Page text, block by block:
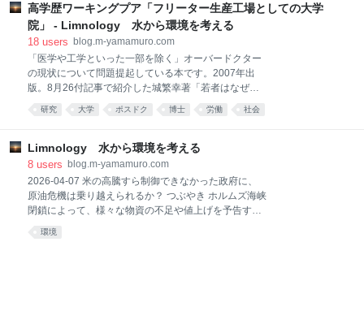
アル）を各都道府県、政令市、特別区の衛生主管部
(局）関係各位にあてて送付しました。送付に当たり事
務連絡として「「シックハウス症候群の実ハウス対策
かれていたそうです。 ところがこのマニュアルには化
学物質過敏症は心因性疾患であると強く示唆するとい
う問題点がありました。そこで3 月9 日付で化学物質
問題市民研究会を含む46 団体名で厚労省あてに公開質
高学歴ワーキングプア「フリーター生産工場としての大学
院」 - Limnology 水から環境を考える
18 users blog.m-yamamuro.com
「医学や工学といった一部を除く」オーバードクター
の現状について問題提起している本です。2007年出
版。8月26付記事で紹介した城繁幸著「若者はなぜ３
年で辞めるのか？」にあった「この国は若者を食い物
にすることで既得権を握っている年配者が生き延びる
らに先鋭化されているようです。 ロスジェネ（バブル
経済崩壊後の就職氷河期に社会に出た世代）を皮切り
に、大学院重点化によって大量生産された博士達が構
造的にフリーターとなる仕組みになっていると著者は
主張します。なぜ「構造的」なのか。平成18年度の博
職できなかった者の割合を「失業率」とすれば43%
研究 大学 ポスドク 博士 労働 社会
Limnology 水から環境を考える
8 users blog.m-yamamuro.com
2026-04-07 米の高騰すら制御できなかった政府に、
原油危機は乗り越えられるか？ つぶやき ホルムズ海峡
閉鎖によって、様々な物資の不足や値上げを予告する
報道が相次いでいます。 2025年、米の価格が高騰し
ました。米だけでも価格高騰を制御できなかった政府
環境